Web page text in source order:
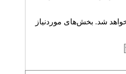
شد. بخش‌های موردنیاز